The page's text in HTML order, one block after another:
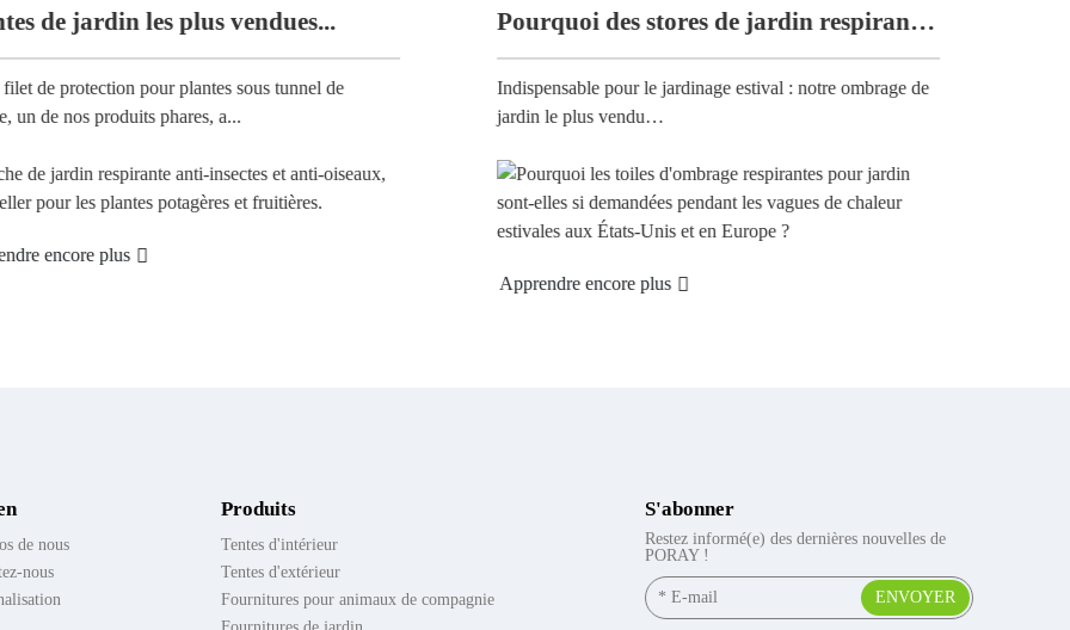
vendues...
sous tunnel de
a...
Pourquoi des stores de jardin respirants...
Indispensable pour le jardinage estival : notre ombrage de
Couverture de filet
Conçu pour les jardiniers
de nous
nous
Produits
Tentes d'intérieur
Tentes d'extérieur
Fournitures pour animaux de compagnie
S'abonner
Restez informé(e) des dernières nouvelles de
PORAY !
ENVOYER